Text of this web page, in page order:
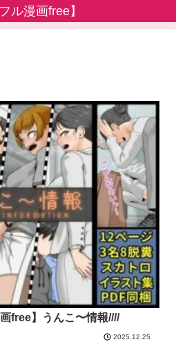
ル漫画free】
free】うんこ〜情報////
2025.12.25